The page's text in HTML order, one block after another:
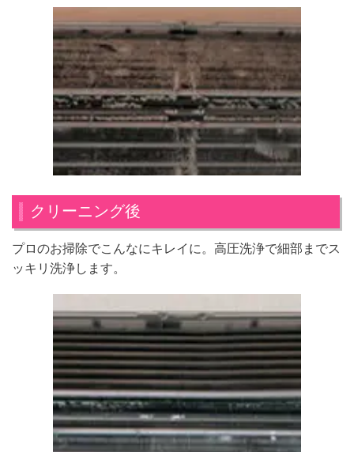
クリーニング後
プロのお掃除でこんなにキレイに。高圧洗浄で細部までス
ッキリ洗浄します。